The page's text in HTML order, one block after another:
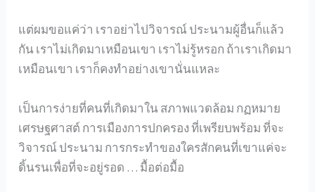
แต่ผมขอแค่ว่า เราอย่าไปวิจารณ์ ประนามผู้อื่นก็แล้ว
กัน เราไม่เกิดมาเหมือนเขา เราไม่รู้หรอก ถ้าเราเกิดมา
เหมือนเขา เราก็คงทำอย่างเขานั่นแหละ
เป็นการง่ายที่คนที่เกิดมาใน สภาพแวดล้อม กฏหมาย
เศรษฐศาสต์ การเมืองการปกครอง ที่เพรียบพร้อม ที่จะ
วิจารณ์ ประนาม การกระทำของใครสักคนที่เขาแค่จะ
ดิ้นรนเพื่อที่จะอยู่รอด … มื้อต่อมื้อ